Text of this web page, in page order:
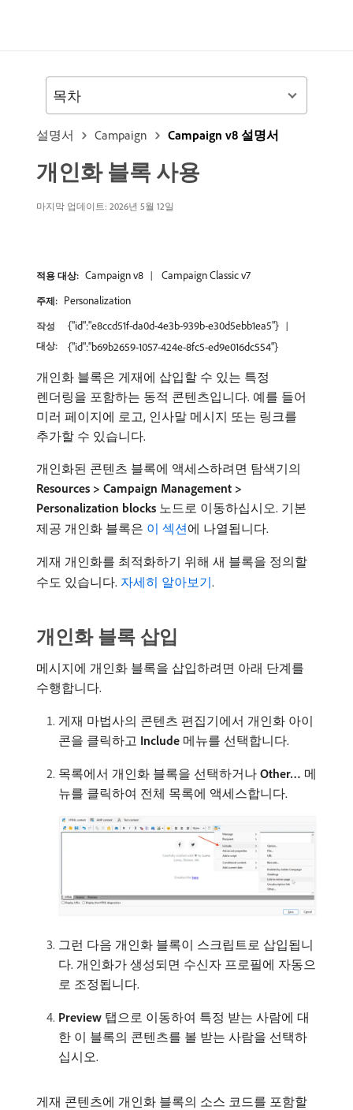
설명서 Campaign Campaign v8 설명서
개인화 블록 사용
마지막 업데이트: 2026년 5월 12일
적용 대상: Campaign v8 Campaign Classic v7
주제: Personalization
작성
대상:
{"id":"e8ccd51f-da0d-4e3b-939b-e30d5ebb1ea5"}
{"id":"b69b2659-1057-424e-8fc5-ed9e016dc554"}
개인화 블록은 게재에 삽입할 수 있는 특정
렌더링을 포함하는 동적 콘텐츠입니다. 예를 들어
미러 페이지에 로고, 인사말 메시지 또는 링크를
추가할 수 있습니다.
개인화된 콘텐츠 블록에 액세스하려면 탐색기의
Resources > Campaign Management >
Personalization blocks 노드로 이동하십시오. 기본
제공 개인화 블록은 이 섹션에 나열됩니다.
게재 개인화를 최적화하기 위해 새 블록을 정의할
수도 있습니다. 자세히 알아보기.
개인화 블록 삽입
메시지에 개인화 블록을 삽입하려면 아래 단계를
수행합니다.
게재 마법사의 콘텐츠 편집기에서 개인화 아이
콘을 클릭하고 Include 메뉴를 선택합니다.
목록에서 개인화 블록을 선택하거나 Other… 메
뉴를 클릭하여 전체 목록에 액세스합니다.
그런 다음 개인화 블록이 스크립트로 삽입됩니
다. 개인화가 생성되면 수신자 프로필에 자동으
로 조정됩니다.
Preview 탭으로 이동하여 특정 받는 사람에 대
한 이 블록의 콘텐츠를 볼 받는 사람을 선택하
십시오.
게재 콘텐츠에 개인화 블록의 소스 코드를 포함할
목차